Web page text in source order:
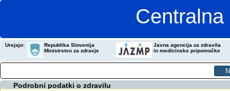
Urejajo:
Republika Slovenija
Ministrstvo za zdravje
Javna agencija za zdravila
in medicinske pripomočke
Podrobni podatki o zdravilu